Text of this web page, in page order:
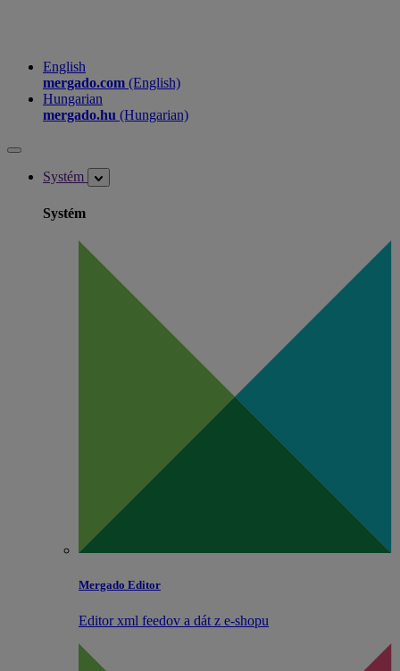
English
mergado.com (English)
Hungarian
mergado.hu (Hungarian)
Systém
Systém
Mergado Editor
Editor xml feedov a dát z e‑shopu